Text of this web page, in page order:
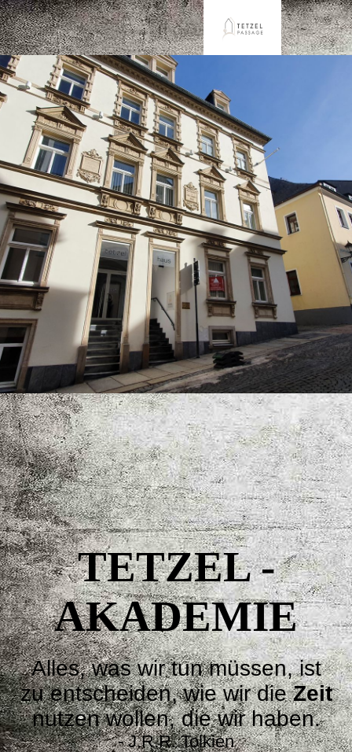
⠀
⠀
⠀
⠀⠀
⠀
TETZEL -
AKADEMIE
⠀⠀
Alles, was wir tun müssen, ist
zu entscheiden, wie wir dieZeit
nutzen wollen, die wir haben.
- J.R.R. Tolkien